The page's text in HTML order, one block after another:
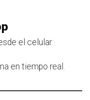
el celular.
en tiempo real.